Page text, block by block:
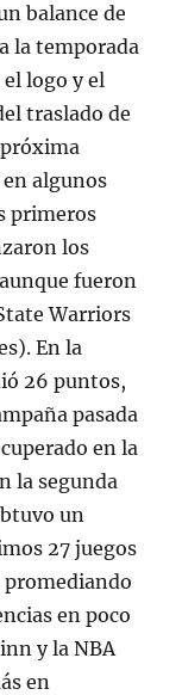
balance de
la temporada
logo y el
traslado de
próxima
algunos
primeros
los
fueron
Warriors
En la
26 puntos,
pasada
en la
la segunda
un
27 juegos
promediando
en poco
y la NBA
en